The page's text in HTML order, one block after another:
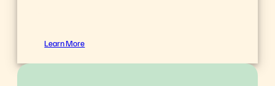
Learn More